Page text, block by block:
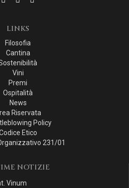
LINKS
Filosofia
Cantina
Vini
Premi
Ospitalità
News
Riservata
Policy
Etico
231/01
NOTIZIE
Vinum